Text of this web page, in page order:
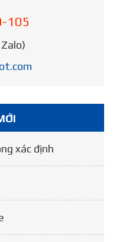
105
xác định